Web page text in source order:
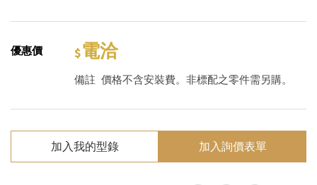
優惠價 電洽
備註 價格不含安裝費。非標配之零件需另購。
加入我的型錄 加入詢價表單